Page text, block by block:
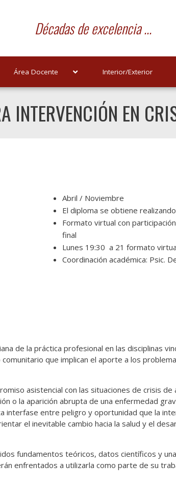
Décadas de excelencia ...
Área Docente Interior/Exterior
INTERVENCIÓN EN
Abril / Noviembre
El diploma se obtiene
Formato virtual con
final
Lunes 19:30 a 21 formato
Coordinación académica: Psic.
de la práctica profesional en las disciplinas
que implican el aporte a los
asistencial con las situaciones de crisis
o la aparición abrupta de una enfermedad
interfase entre peligro y oportunidad que la
el inevitable cambio hacia la salud y el
fundamentos teóricos, datos científicos y
enfrentados a utilizarla como parte de su